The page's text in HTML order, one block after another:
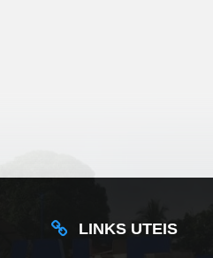
LINKS UTEIS